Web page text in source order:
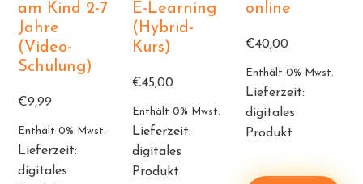
am Kind 2-7
Jahre
(Video-
Schulung)
€9,99
Enthält 0% Mwst.
Lieferzeit:
digitales
E-Learning
(Hybrid-
Kurs)
€45,00
Enthält 0% Mwst.
Lieferzeit:
digitales
Produkt
online
€40,00
Enthält 0% Mwst.
Lieferzeit:
digitales
Produkt